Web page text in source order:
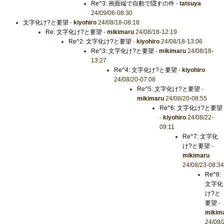
Re^3: 画面端で自動で隠すの件 -tatsuya
24/09/06-08:30
文字化け?と要望 - kiyohiro24/08/18-08:18
Re: 文字化け?と要望 -mikimaru 24/08/18-12:19
Re^2: 文字化け?と要望 - kiyohiro24/08/18-13:06
Re^3: 文字化け?と要望 -mikimaru 24/08/18-
13:27
Re^4: 文字化け?と要望 - kiyohiro
24/08/20-07:08
Re^5: 文字化け?と要望 -
mikimaru24/08/20-08:55
Re^6: 文字化け?と要望
- kiyohiro 24/08/22-
09:11
Re^7: 文字化
け?と要望 -
mikimaru
24/08/23-08:34
Re^8:
文字化
け?と
要望 -
24/08/